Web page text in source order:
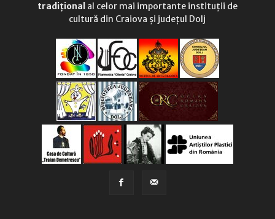
tradițional al celor mai importante instituții de
cultură din Craiova și județul Dolj